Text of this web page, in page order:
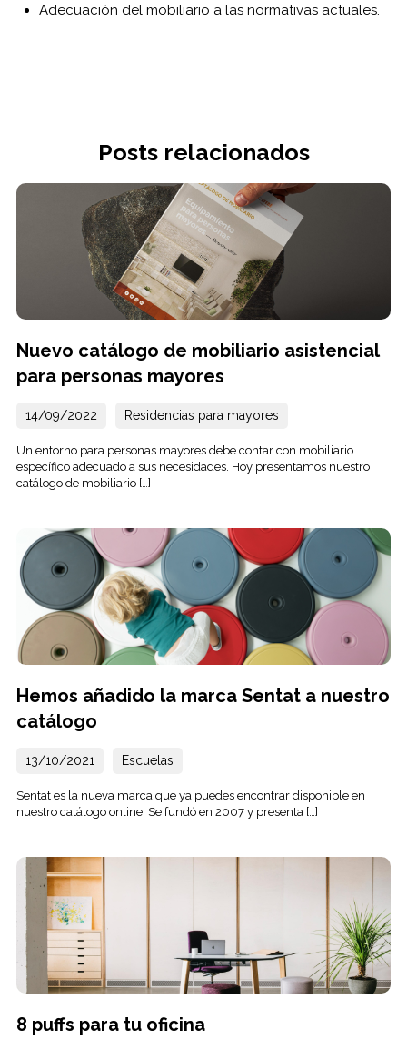
Adecuación del mobiliario a las normativas actuales.
Posts relacionados
Nuevo catálogo de mobiliario asistencial
para personas mayores
14/09/2022 Residencias para mayores
Un entorno para personas mayores debe contar con mobiliario
específico adecuado a sus necesidades. Hoy presentamos nuestro
catálogo de mobiliario […]
Hemos añadido la marca Sentat a nuestro
catálogo
13/10/2021 Escuelas
Sentat es la nueva marca que ya puedes encontrar disponible en
nuestro catálogo online. Se fundó en 2007 y presenta […]
8 puffs para tu oficina